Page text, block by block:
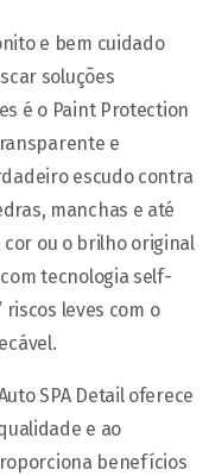
e bem cuidado
soluções
é o Paint Protection
e
escudo contra
manchas e até
ou o brilho original
tecnologia self-
riscos leves com o
SPA Detail oferece
e ao
benefícios